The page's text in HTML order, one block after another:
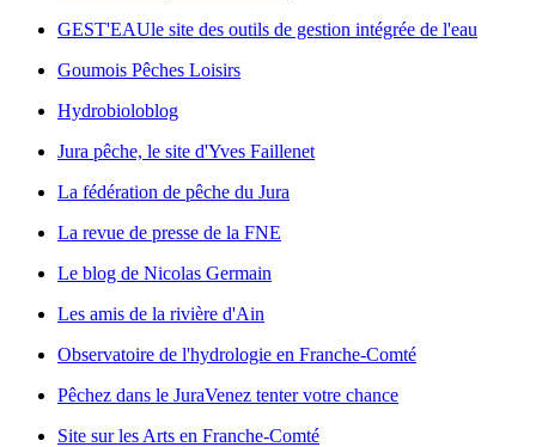
GEST'EAUle site des outils de gestion intégrée de l'eau
Goumois Pêches Loisirs
Hydrobioloblog
Jura pêche, le site d'Yves Faillenet
La fédération de pêche du Jura
La revue de presse de la FNE
Le blog de Nicolas Germain
Les amis de la rivière d'Ain
Observatoire de l'hydrologie en Franche-Comté
Pêchez dans le JuraVenez tenter votre chance
Site sur les Arts en Franche-Comté